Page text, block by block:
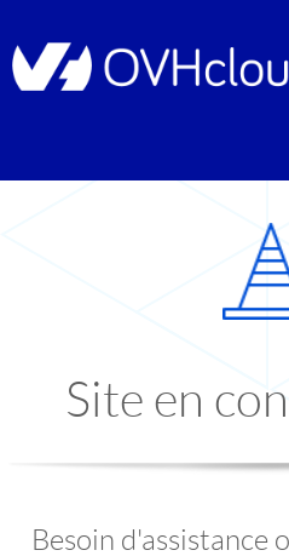
Site en
Besoin d'assistance